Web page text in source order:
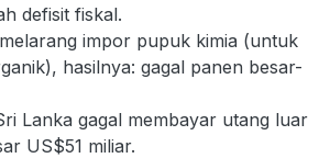
defisit fiskal.
impor pupuk kimia (untuk
hasilnya: gagal panen besar-
Lanka gagal membayar utang luar
US$51 miliar.